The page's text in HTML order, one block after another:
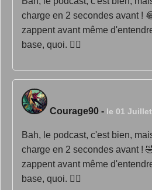
charge en 2 secondes avant !
zappent avant même
base, quoi. 🤷‍♂️
Courage90 - le 01
Bah, le podcast, c'est bien,
charge en 2 secondes avant !
zappent avant même
base, quoi. 🤷‍♂️